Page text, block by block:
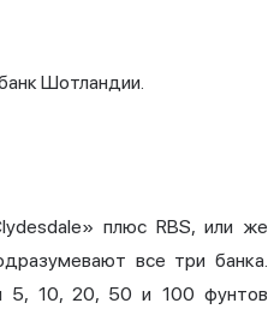
Шотландии.
плюс RBS, или же
все три банка.
5, 10, 20, 50 и 100 фунтов